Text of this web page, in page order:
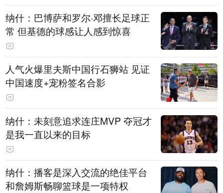
纳什：巴博萨和罗尔·邓擅长足球正
常 但基德的球感让人感到惊喜
人气火爆里夫斯中国行石狮站 见证
中国速度+宠粉签名合影
纳什：未刻意追求连庄MVP 夺冠才
是我一直以来的目标
纳什：播客是深入交流的绝佳平台
和詹姆斯畅聊篮球是一项特权